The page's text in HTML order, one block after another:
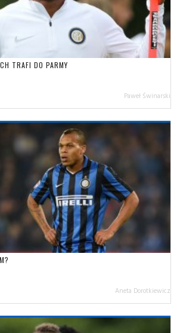
TRAFI DO PARMY
Paweł Świnarski
Aneta Dorotkiewicz